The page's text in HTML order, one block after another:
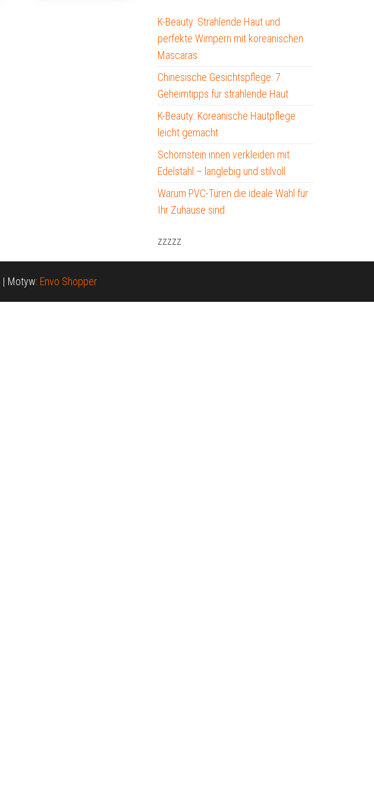
K-Beauty: Strahlende Haut und
perfekte Wimpern mit koreanischen
Mascaras
Chinesische Gesichtspflege: 7
Geheimtipps für strahlende Haut
K-Beauty: Koreanische Hautpflege
leicht gemacht
Schornstein innen verkleiden mit
Edelstahl – langlebig und stilvoll
Warum PVC-Türen die ideale Wahl für
Ihr Zuhause sind
zzzzz
| Motyw: Envo Shopper